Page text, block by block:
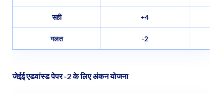
सही +4
गलत -2
जेईई एडवांस्ड पेपर -2 के लिए अंकन योजना